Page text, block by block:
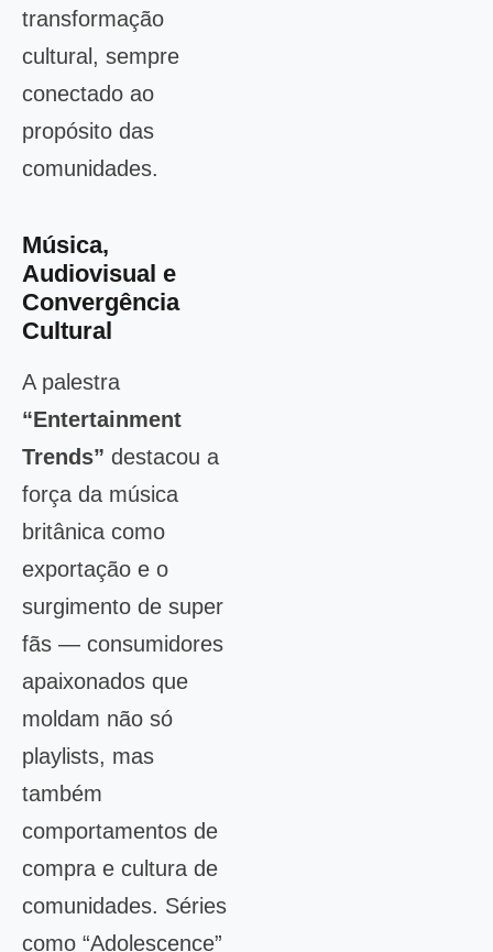
transformação
cultural, sempre
conectado ao
propósito das
comunidades.
Música,
Audiovisual e
Convergência
Cultural
A palestra
“Entertainment
Trends” destacou a
força da música
britânica como
exportação e o
surgimento de super
fãs — consumidores
apaixonados que
moldam não só
playlists, mas
também
comportamentos de
compra e cultura de
comunidades. Séries
como “Adolescence”